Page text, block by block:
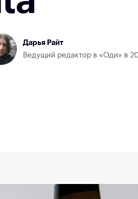
Дарья Райт
Ведущий редактор в «Оди» в